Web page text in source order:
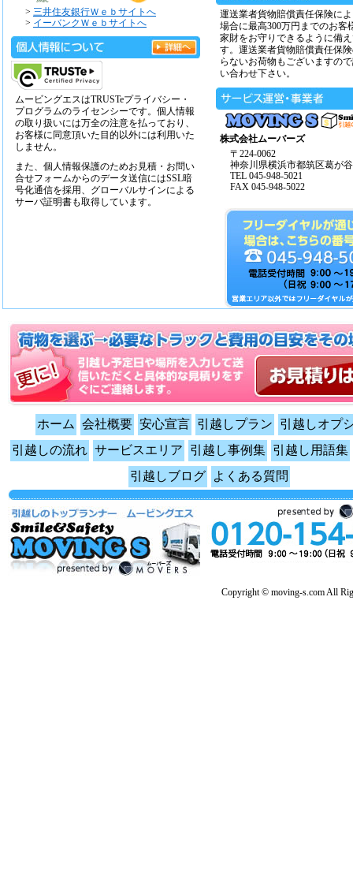
> 三井住友銀行Ｗｅｂサイトへ
> イーバンクＷｅｂサイトへ
ムービングエスはTRUSTeプライバシー・
プログラムのライセンシーです。個人情報
の取り扱いには万全の注意を払っており、
お客様に同意頂いた目的以外には利用いた
しません。
また、個人情報保護のためお見積・お問い
合せフォームからのデータ送信にはSSL暗
号化通信を採用、グローバルサインによる
サーバ証明書も取得しています。
運送業者貨物賠償責任保険に
場合に最高300万円までのお客
家財をお守りできるように備
す。運送業者貨物賠償責任保
らないお荷物もございますの
い合わせ下さい。
株式会社ムーバーズ
〒224-0062
神奈川県横浜市都筑区葛が
TEL 045-948-5021
FAX 045-948-5022
ホーム 会社概要 安心宣言 引越しプラン
引越しオプ
引越しの流れ サービスエリア 引越し事例集 引越し用語集
引越しブログ
よくある質問
Copyright © moving-s.com All